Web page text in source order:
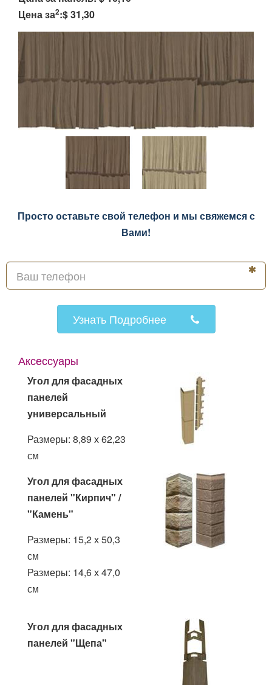
Цена за2:$ 31,30
Просто оставьте свой телефон и мы свяжемся с
Вами!
Узнать Подробнее
Аксессуары
Угол для фасадных
панелей
универсальный
Размеры: 8,89 х 62,23
см
Угол для фасадных
панелей "Кирпич" /
"Камень"
Размеры: 15,2 х 50,3
см
Размеры: 14,6 х 47,0
см
Угол для фасадных
панелей "Щепа"